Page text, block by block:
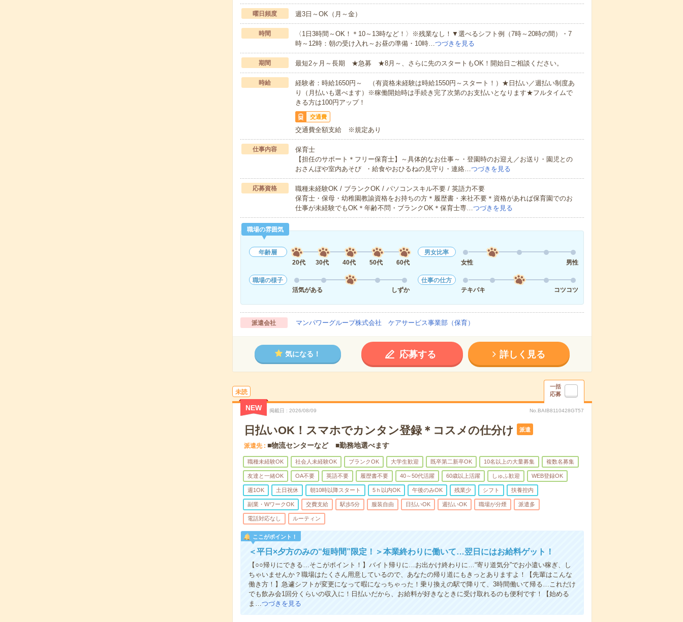
曜日頻度 週3日～OK（月～金）
時間
〈1日3時間～OK！＊10～13時など！〉※残業なし！▼選べるシフト例（7時～20時の間）・7
時～12時：朝の受け入れ～お昼の準備・10時…つづきを見る
期間 最短2ヶ月～長期 ★急募 ★8月～、さらに先のスタートもOK！開始日ご相談ください。
時給
経験者：時給1650円～ （有資格未経験は時給1550円～スタート！）★日払い／週払い制度あ
り（月払いも選べます）※稼働開始時は手続き完了次第のお支払いとなります★フルタイムで
きる方は100円アップ！
交通費
交通費全額支給 ※規定あり
仕事内容
保育士
【担任のサポート＊フリー保育士】～具体的なお仕事～・登園時のお迎え／お送り・園児との
おさんぽや室内あそび ・給食やおひるねの見守り・連絡…つづきを見る
応募資格
職種未経験OK / ブランクOK / パソコンスキル不要 / 英語力不要
保育士・保母・幼稚園教諭資格をお持ちの方＊履歴書・来社不要＊資格があれば保育園でのお
仕事が未経験でもOK＊年齢不問・ブランクOK＊保育士専…つづきを見る
職場の雰囲気
年齢層
20代
30代 40代 50代 60代
男女比率
女性
男性
職場の様子
活気がある
しずか
仕事の仕方
テキパキ
コツコツ
派遣会社 マンパワーグループ株式会社 ケアサービス事業部（保育）
気になる！ 応募する 詳しく見る
未読
一括
応募
NEW 掲載日 2026/08/09 No.BAIB8110428GT57
日払いOK！スマホでカンタン登録＊コスメの仕分け 派遣
派遣先 ■物流センターなど ■勤務地選べます
職種未経験OK 社会人未経験OK ブランクOK 大学生歓迎 既卒第二新卒OK 10名以上の大量募集 複数名募集
友達と一緒OK OA不要 英語不要 履歴書不要 40～50代活躍 60歳以上活躍 しゅふ歓迎 WEB登録OK
週1OK 土日祝休 朝10時以降スタート 5ｈ以内OK 午後のみOK 残業少 シフト 扶養控内
副業・WワークOK 交費支給 駅歩5分 服装自由 日払いOK 週払いOK 職場が分煙 派遣多
電話対応なし ルーティン
ここがポイント！
＜平日×夕方のみの“短時間”限定！＞本業終わりに働いて…翌日にはお給料ゲット！
【○○帰りにできる…そこがポイント！】バイト帰りに…お出かけ終わりに…“寄り道気分”でお小遣い稼ぎ、し
ちゃいませんか？職場はたくさん用意しているので、あなたの帰り道にもきっとありますよ！【先輩はこんな
働き方！】急遽シフトが変更になって暇になっちゃった！乗り換えの駅で降りて、3時間働いて帰る…これだけ
でも飲み会1回分くらいの収入に！日払いだから、お給料が好きなときに受け取れるのも便利です！【始める
ま…つづきを見る